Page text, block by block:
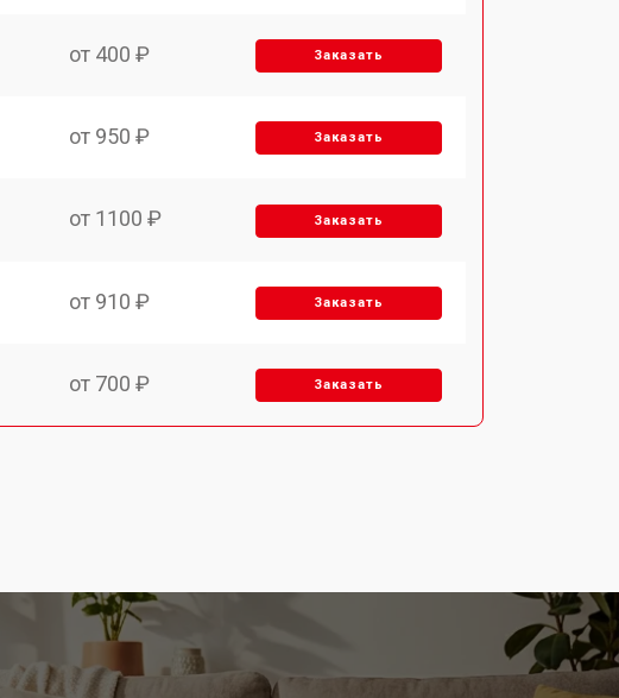
от 400 ₽ Заказать
от 950 ₽ Заказать
от 1100 ₽ Заказать
от 910 ₽ Заказать
от 700 ₽ Заказать
от 1600 ₽